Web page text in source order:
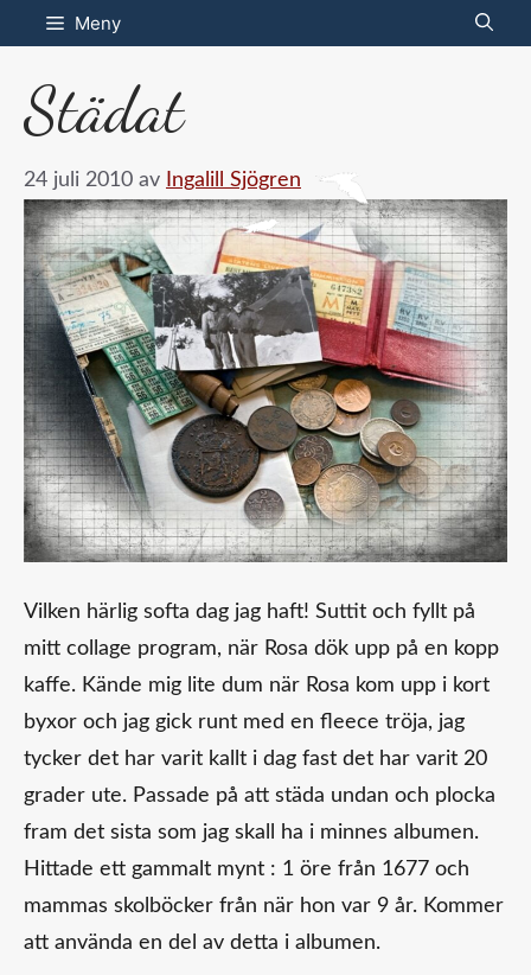
Hoppa
till
innehåll
Meny
Städat
24 juli 2010 av Ingalill Sjögren
Vilken härlig softa dag jag haft! Suttit och fyllt på
mitt collage program, när Rosa dök upp på en kopp
kaffe. Kände mig lite dum när Rosa kom upp i kort
byxor och jag gick runt med en fleece tröja, jag
tycker det har varit kallt i dag fast det har varit 20
grader ute. Passade på att städa undan och plocka
fram det sista som jag skall ha i minnes albumen.
Hittade ett gammalt mynt : 1 öre från 1677 och
mammas skolböcker från när hon var 9 år. Kommer
att använda en del av detta i albumen.